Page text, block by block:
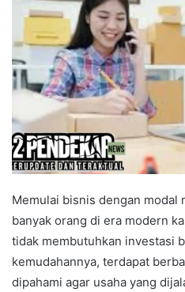
Memulai bisnis dengan modal
banyak orang di era modern
tidak membutuhkan investasi
kemudahannya, terdapat
dipahami agar usaha yang